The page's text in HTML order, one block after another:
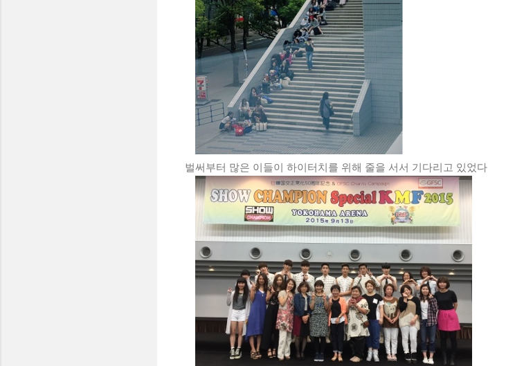
벌써부터 많은 이들이 하이터치를 위해 줄을 서서 기다리고 있었다